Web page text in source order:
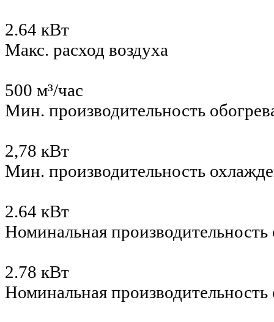
2.64 кВт
Макс. расход воздуха
500 м³/час
Мин. производительность
2,78 кВт
Мин. производительность
2.64 кВт
Номинальная производительность
2.78 кВт
Номинальная